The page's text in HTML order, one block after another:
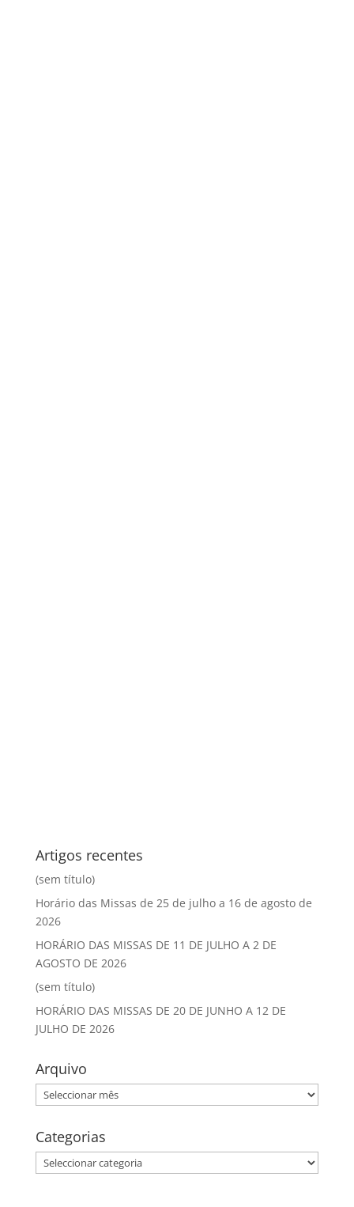
Artigos recentes
(sem título)
Horário das Missas de 25 de julho a 16 de agosto de
2026
HORÁRIO DAS MISSAS DE 11 DE JULHO A 2 DE
AGOSTO DE 2026
(sem título)
HORÁRIO DAS MISSAS DE 20 DE JUNHO A 12 DE
JULHO DE 2026
Arquivo
Arquivo
Categorias
Categorias